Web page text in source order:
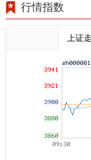
行情指数
上证